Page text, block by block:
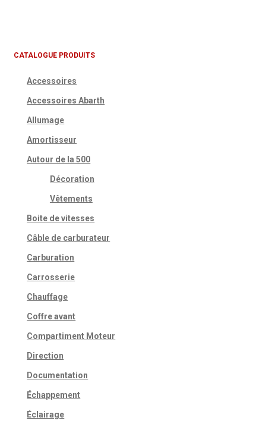
CATALOGUE PRODUITS
Accessoires
Accessoires Abarth
Allumage
Amortisseur
Autour de la 500
Décoration
Vêtements
Boite de vitesses
Câble de carburateur
Carburation
Carrosserie
Chauffage
Coffre avant
Compartiment Moteur
Direction
Documentation
Échappement
Éclairage